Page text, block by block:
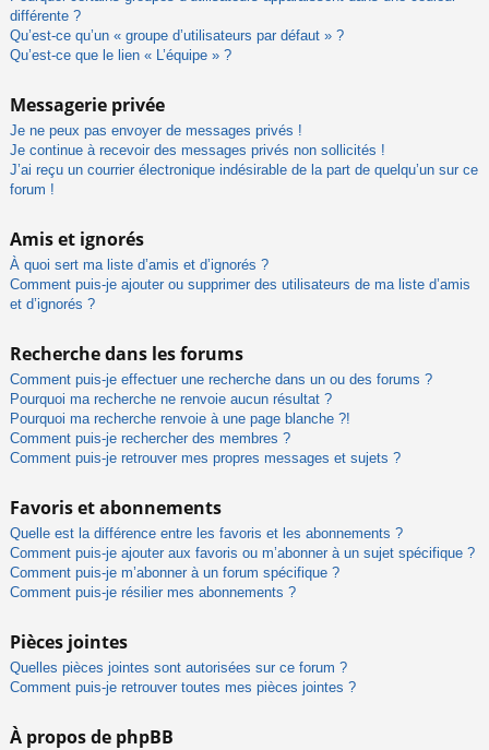
différente ?
Qu’est-ce qu’un « groupe d’utilisateurs par défaut » ?
Qu’est-ce que le lien « L’équipe » ?
Messagerie privée
Je ne peux pas envoyer de messages privés !
Je continue à recevoir des messages privés non sollicités !
J’ai reçu un courrier électronique indésirable de la part de quelqu’un sur ce
forum !
Amis et ignorés
À quoi sert ma liste d’amis et d’ignorés ?
Comment puis-je ajouter ou supprimer des utilisateurs de ma liste d’amis
et d’ignorés ?
Recherche dans les forums
Comment puis-je effectuer une recherche dans un ou des forums ?
Pourquoi ma recherche ne renvoie aucun résultat ?
Pourquoi ma recherche renvoie à une page blanche ?!
Comment puis-je rechercher des membres ?
Comment puis-je retrouver mes propres messages et sujets ?
Favoris et abonnements
Quelle est la différence entre les favoris et les abonnements ?
Comment puis-je ajouter aux favoris ou m’abonner à un sujet spécifique ?
Comment puis-je m’abonner à un forum spécifique ?
Comment puis-je résilier mes abonnements ?
Pièces jointes
Quelles pièces jointes sont autorisées sur ce forum ?
Comment puis-je retrouver toutes mes pièces jointes ?
À propos de phpBB